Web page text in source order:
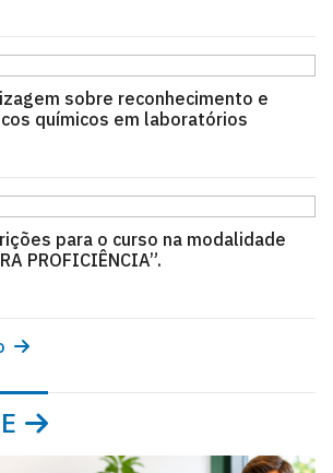
sobre reconhecimento e
químicos em laboratórios
para o curso na modalidade
PROFICIÊNCIA”.